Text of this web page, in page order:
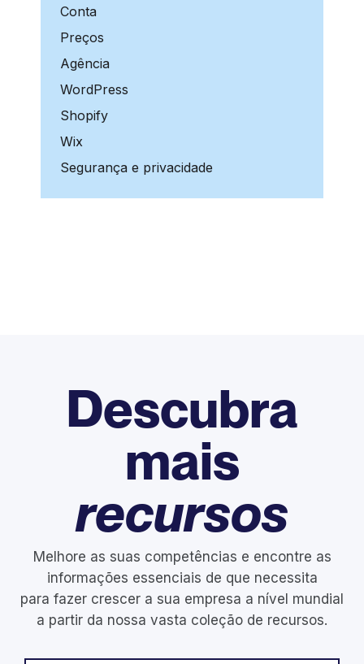
Conta
Preços
Agência
WordPress
Shopify
Wix
Segurança e privacidade
Descubra
mais
recursos
Melhore as suas competências e encontre as
informações essenciais de que necessita
para fazer crescer a sua empresa a nível mundial
a partir da nossa vasta coleção de recursos.